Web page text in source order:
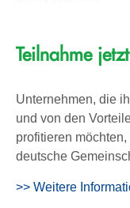
Teilnahme
Unternehmen, die
und von den
profitieren
deutsche
>> Weitere